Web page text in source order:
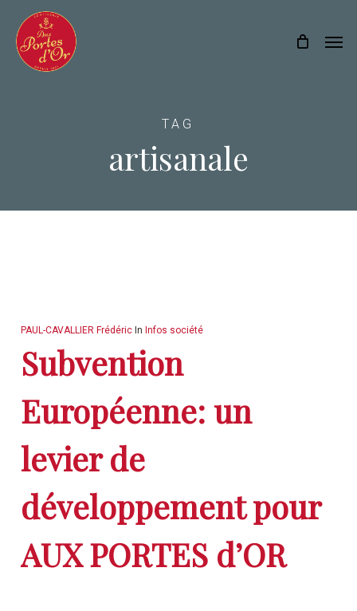
main
TAG
artisanale
PAUL-CAVALLIER Frédéric In Infos société
Subvention
Européenne: un
levier de
développement pour
AUX PORTES d’OR